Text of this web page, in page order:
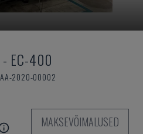
- EC-400
2020-00002
MAKSEVÕIMALUSED